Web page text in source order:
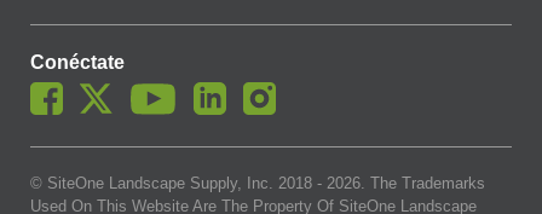
Conéctate
© SiteOne Landscape Supply, Inc. 2018 - 2026. The Trademarks
Used On This Website Are The Property Of SiteOne Landscape